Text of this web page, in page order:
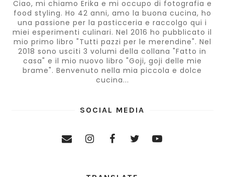
Ciao, mi chiamo Erika e mi occupo di fotografia e
food styling. Ho 42 anni, amo la buona cucina, ho
una passione per la pasticceria e raccolgo qui i
miei esperimenti culinari. Nel 2016 ho pubblicato il
mio primo libro "Tutti pazzi per le merendine". Nel
2018 sono usciti 3 volumi della collana "Fatto in
casa" e il mio nuovo libro "Goji, goji delle mie
brame". Benvenuto nella mia piccola e dolce
cucina...
SOCIAL MEDIA